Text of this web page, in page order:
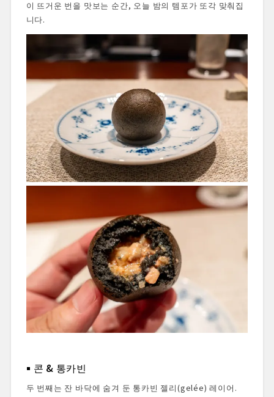
이 뜨거운 번을 맛보는 순간, 오늘 밤의 템포가 또각 맞춰집
니다.
콘 & 통카빈
두 번째는 잔 바닥에 숨겨 둔 통카빈 젤리(gelée) 레이어.